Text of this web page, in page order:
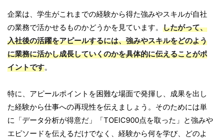
企業は、学生がこれまでの経験から得た強みやスキルが自社
の業務で活かせるものかどうかを見ています。 したがって、
入社後の活躍をアピールするには、強みやスキルをどのよう
に業務に活かし成長していくのかを具体的に伝えることがポ
イントです。
特に、アピールポイントを困難な場面で発揮し、成果を出し
た経験から仕事への再現性を伝えましょう。そのためには単
に「データ分析が得意だ」「TOEIC900点を取った」と強みや
エピソードを伝えるだけでなく、経験から何を学び、どのよ